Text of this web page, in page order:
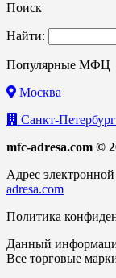
Поиск
Найти:
Популярные МФЦ
Москва
Санкт-Петербург
mfc-adresa.com ©
Адрес
adresa.com
Политика
Данный
Все торговые